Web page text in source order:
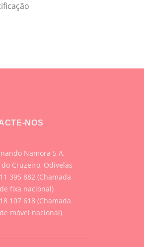
NOS
Namora 5 A,
Cruzeiro, Odivelas
395 882 (Chamada
fixa nacional)
107 618 (Chamada
móvel nacional)